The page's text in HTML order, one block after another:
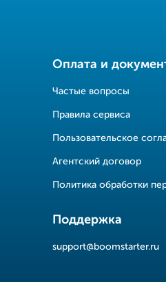
Оплата и
Частые вопросы
Правила сервиса
Пользовательское
Агентский договор
Политика обработки
Поддержка
support@boomstarter.ru